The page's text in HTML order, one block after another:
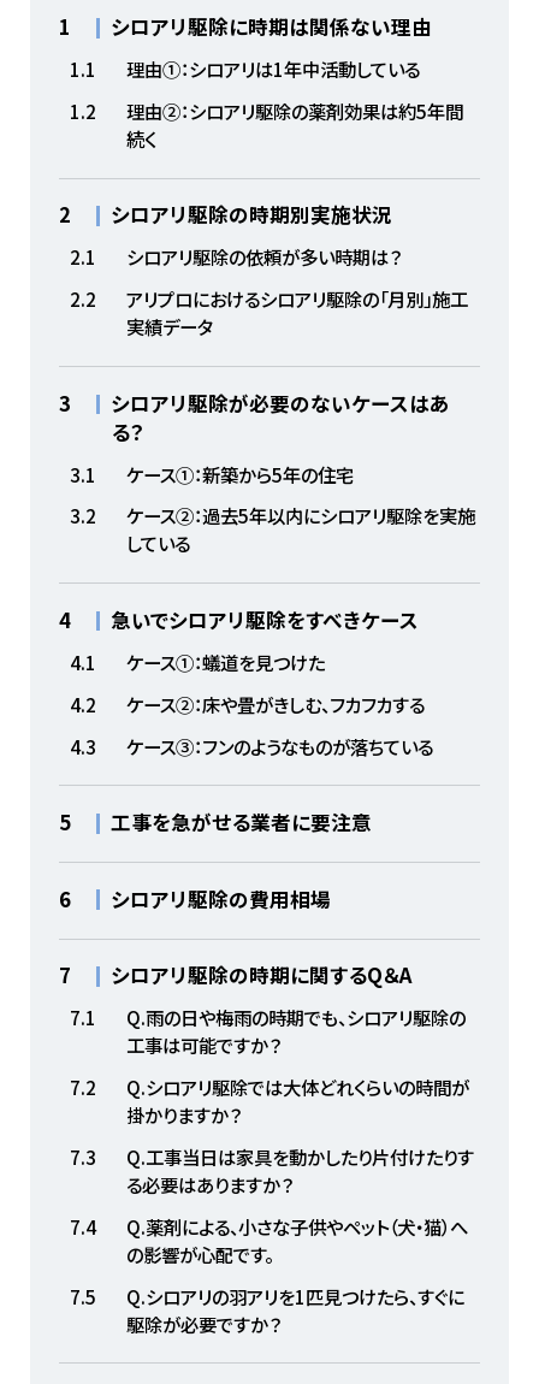
1 シロアリ駆除に時期は関係ない理由
1.1
理由①：シロアリは1年中活動している
1.2
理由②：シロアリ駆除の薬剤効果は約5年間
続く
2 シロアリ駆除の時期別実施状況
2.1
シロアリ駆除の依頼が多い時期は？
2.2
アリプロにおけるシロアリ駆除の「月別」施工
実績データ
3
シロアリ駆除が必要のないケースはあ
る？
3.1
ケース①：新築から5年の住宅
3.2
ケース②：過去5年以内にシロアリ駆除を実施
している
4 急いでシロアリ駆除をすべきケース
4.1
ケース①：蟻道を見つけた
4.2
ケース②：床や畳がきしむ、フカフカする
4.3
ケース③：フンのようなものが落ちている
5 工事を急がせる業者に要注意
6 シロアリ駆除の費用相場
7 シロアリ駆除の時期に関するQ＆A
7.1
Q.雨の日や梅雨の時期でも、シロアリ駆除の
工事は可能ですか？
7.2
Q.シロアリ駆除では大体どれくらいの時間が
掛かりますか？
7.3
Q.工事当日は家具を動かしたり片付けたりす
る必要はありますか？
7.4
Q.薬剤による、小さな子供やペット（犬・猫）へ
の影響が心配です。
7.5
Q.シロアリの羽アリを1匹見つけたら、すぐに
駆除が必要ですか？